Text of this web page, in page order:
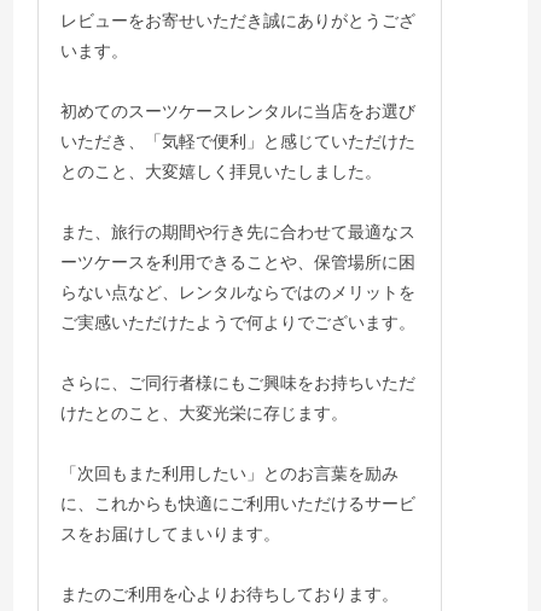
レビューをお寄せいただき誠にありがとうござ
います。
初めてのスーツケースレンタルに当店をお選び
いただき、「気軽で便利」と感じていただけた
とのこと、大変嬉しく拝見いたしました。
また、旅行の期間や行き先に合わせて最適なス
ーツケースを利用できることや、保管場所に困
らない点など、レンタルならではのメリットを
ご実感いただけたようで何よりでございます。
さらに、ご同行者様にもご興味をお持ちいただ
けたとのこと、大変光栄に存じます。
「次回もまた利用したい」とのお言葉を励み
に、これからも快適にご利用いただけるサービ
スをお届けしてまいります。
またのご利用を心よりお待ちしております。